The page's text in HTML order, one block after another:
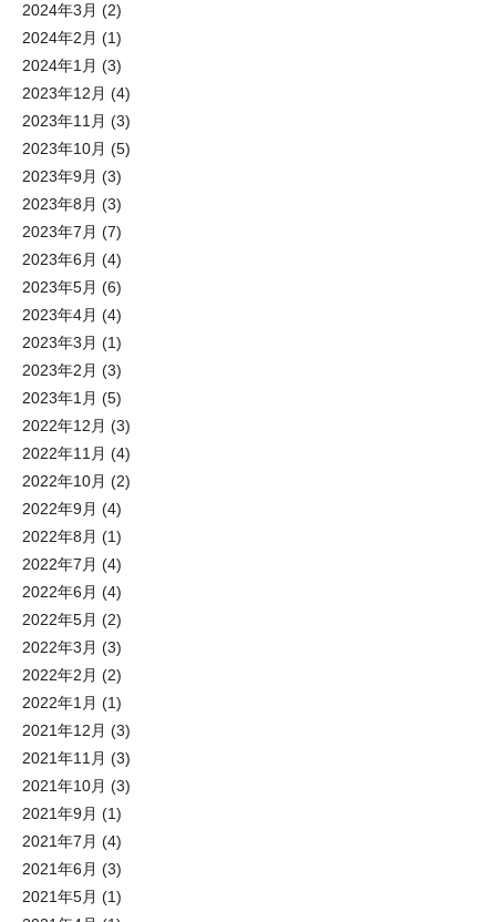
2024年3月 (2)
2024年2月 (1)
2024年1月 (3)
2023年12月 (4)
2023年11月 (3)
2023年10月 (5)
2023年9月 (3)
2023年8月 (3)
2023年7月 (7)
2023年6月 (4)
2023年5月 (6)
2023年4月 (4)
2023年3月 (1)
2023年2月 (3)
2023年1月 (5)
2022年12月 (3)
2022年11月 (4)
2022年10月 (2)
2022年9月 (4)
2022年8月 (1)
2022年7月 (4)
2022年6月 (4)
2022年5月 (2)
2022年3月 (3)
2022年2月 (2)
2022年1月 (1)
2021年12月 (3)
2021年11月 (3)
2021年10月 (3)
2021年9月 (1)
2021年7月 (4)
2021年6月 (3)
2021年5月 (1)